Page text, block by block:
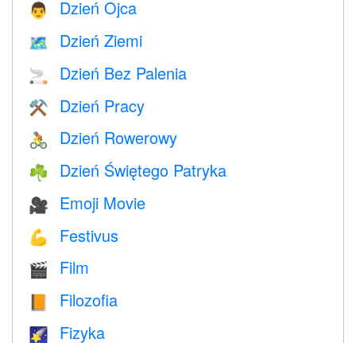
👨 Dzień Ojca
🗺️ Dzień Ziemi
🚬 Dzień Bez Palenia
⚒️ Dzień Pracy
🚴 Dzień Rowerowy
☘️ Dzień Świętego Patryka
🎥 Emoji Movie
💪 Festivus
🎬 Film
📙 Filozofia
🌠 Fizyka